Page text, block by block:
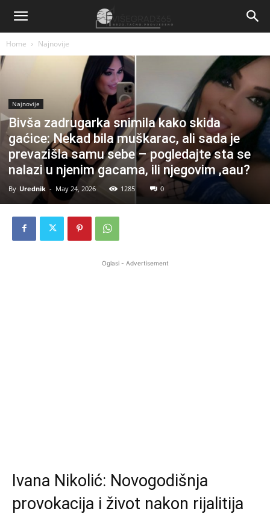
Home Najnovije
Najnovije
Bivša zadrugarka snimila kako skida
gaćice: Nekad bila muškarac, ali sada je
prevazišla samu sebe – pogledajte sta se
nalazi u njenim gacama, ili njegovim ,aau?
By Urednik - May 24, 2026 1285 0
Oglasi - Advertisement
Ivana Nikolić: Novogodišnja
provokacija i život nakon rijalitija